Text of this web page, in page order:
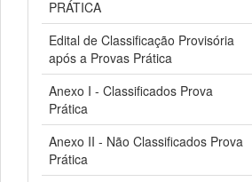
PRÁTICA
Edital de Classificação Provisória
após a Provas Prática
Anexo I - Classificados Prova
Prática
Anexo II - Não Classificados Prova
Prática